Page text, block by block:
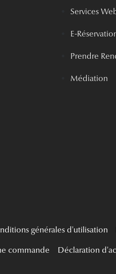
Services
E-
Prendre
Médiation
générales d'utilisation
commande Déclaration